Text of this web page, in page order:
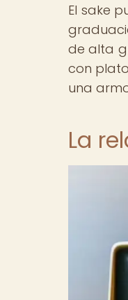
El sake
de alta
con
una
La